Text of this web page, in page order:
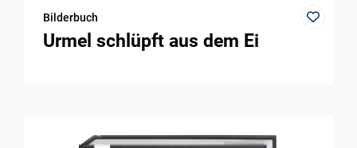
Bilderbuch
Urmel schlüpft aus dem Ei